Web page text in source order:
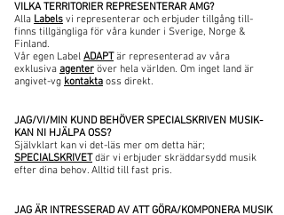
VILKA TERRITORIER REPRESENTERAR AMG?
Alla Labels vi representerar och erbjuder tillgång till-
finns tillgängliga för våra kunder i Sverige, Norge &
Finland.
Vår egen Label ADAPTär representerad av våra
exklusiva agenter över hela världen. Om inget land är
angivet-vg kontakta oss direkt.
JAG/VI/MIN KUND BEHÖVER SPECIALSKRIVEN MUSIK-
KAN NI HJÄLPA OSS?
Självklart kan vi det-läs mer om detta här;
SPECIALSKRIVET där vi erbjuder skräddarsydd musik
efter dina behov. Alltid till fast pris.
JAG ÄR INTRESSERAD AV ATT GÖRA/KOMPONERA MUSIK